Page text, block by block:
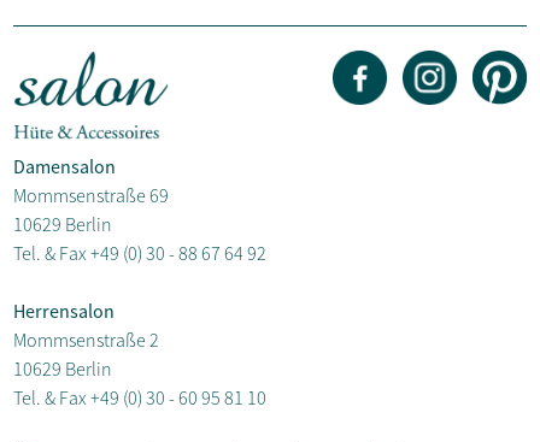
Damensalon
Mommsenstraße 69
10629 Berlin
Tel. & Fax+49 (0) 30 - 88 67 64 92
Herrensalon
Mommsenstraße 2
10629 Berlin
Tel. & Fax+49 (0) 30 - 60 95 81 10